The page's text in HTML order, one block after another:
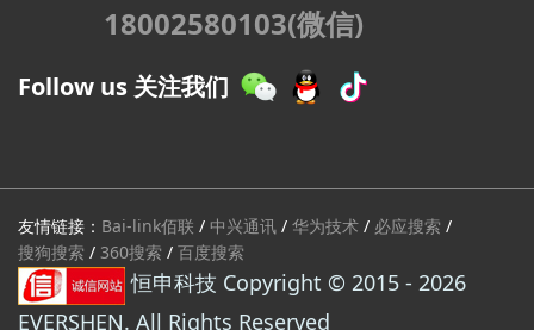
18002580103(微信)
Follow us 关注我们
友情链接： Bai-link佰联 / 中兴通讯 / 华为技术 / 必应搜索 /
搜狗搜索 / 360搜索 / 百度搜索
恒申科技 Copyright © 2015 - 2026
EVERSHEN. All Rights Reserved